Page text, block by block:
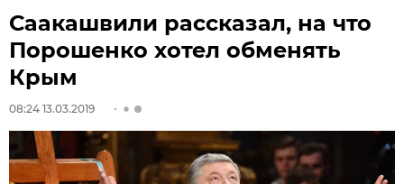
Саакашвили рассказал, на что
Порошенко хотел обменять
Крым
08:24 13.03.2019